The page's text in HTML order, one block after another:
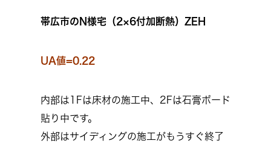
帯広市のN様宅（2×6付加断熱）ZEH
UA値=0.22
内部は1Fは床材の施工中、2Fは石膏ボード
貼り中です。
外部はサイディングの施工がもうすぐ終了